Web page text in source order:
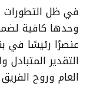
في ظل التطورات
وحدها كافية
عنصرًا رئيسًا في
التقدير
العام وروح